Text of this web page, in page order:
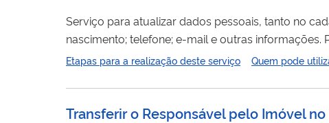
Serviço para atualizar dados pessoais, tanto no
nascimento; telefone; e-mail e outras informações. Para as pessoas contribuintes individuais, facultativas, empregadas
domésticas e seguradas especiais: é possível incluir,
é realizado totalmente pela internet, você não
Etapas para a realização deste serviço Quem pode
Transferir o Responsável pelo Imóvel no